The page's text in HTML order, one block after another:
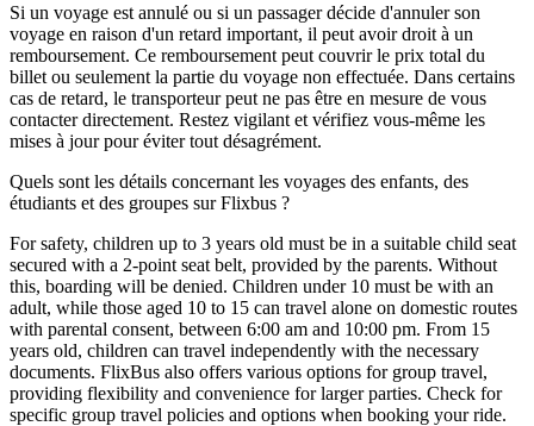
Si un voyage est annulé ou si un passager décide d'annuler son
voyage en raison d'un retard important, il peut avoir droit à un
remboursement. Ce remboursement peut couvrir le prix total du
billet ou seulement la partie du voyage non effectuée. Dans certains
cas de retard, le transporteur peut ne pas être en mesure de vous
contacter directement. Restez vigilant et vérifiez vous-même les
mises à jour pour éviter tout désagrément.
Quels sont les détails concernant les voyages des enfants, des
étudiants et des groupes sur Flixbus ?
For safety, children up to 3 years old must be in a suitable child seat
secured with a 2-point seat belt, provided by the parents. Without
this, boarding will be denied. Children under 10 must be with an
adult, while those aged 10 to 15 can travel alone on domestic routes
with parental consent, between 6:00 am and 10:00 pm. From 15
years old, children can travel independently with the necessary
documents. FlixBus also offers various options for group travel,
providing flexibility and convenience for larger parties. Check for
specific group travel policies and options when booking your ride.